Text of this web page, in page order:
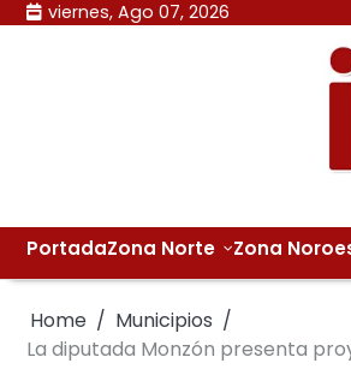
Skip viernes, Ago 07, 2026
PortadaZona Norte Zona
Home
Municipios
La diputada Monzón presenta